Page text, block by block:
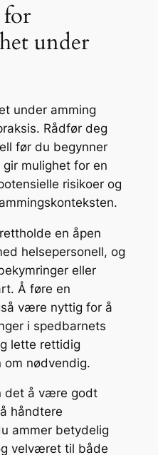
for
under
under amming
Rådfør deg
før du begynner
mulighet for en
risikoer og
en åpen
helsepersonell, og
eller
Å føre en
være nyttig for å
i spedbarnets
lette rettidig
om nødvendig.
det å være godt
håndtere
ammer betydelig
velværet til både